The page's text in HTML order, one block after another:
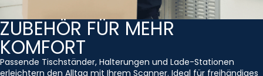
ZUBEHÖR FÜR MEHR
KOMFORT
Passende Tischständer, Halterungen und Lade-Stationen
erleichtern den Alltag mit Ihrem Scanner. Ideal für freihändiges